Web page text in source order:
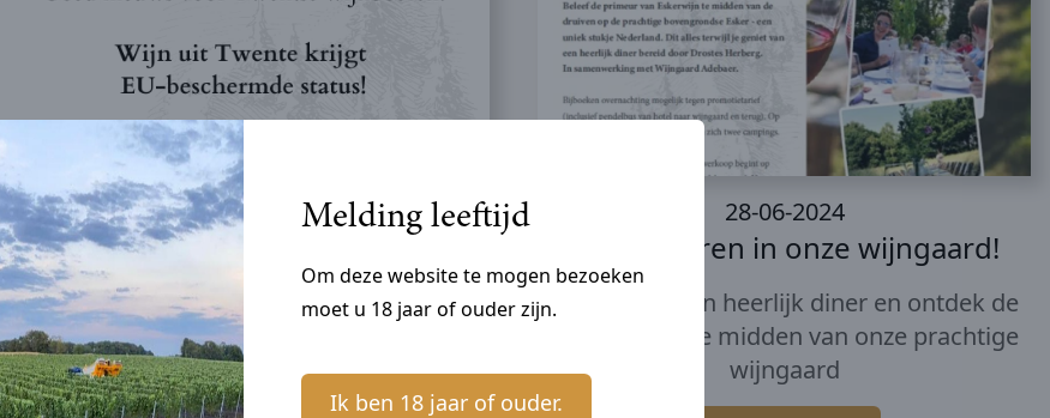
23-07-2024
Beschermde Oorsprongsbenaming
Beschermde Oorsprongsbenaming
Lees verder >
28-06-2024
Kom dineren in onze wijngaard!
Geniet van een heerlijk diner en ontdek de
Eskerwijnen te midden van onze prachtige
wijngaard
Melding leeftijd
Om deze website te mogen bezoeken
moet u 18 jaar of ouder zijn.
Ik ben 18 jaar of ouder.